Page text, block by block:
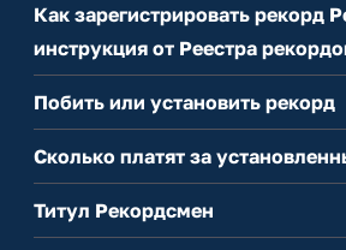
Как зарегистрировать рекорд
инструкция от Реестра
Побить или установить рекорд
Сколько платят за
Титул Рекордсмен